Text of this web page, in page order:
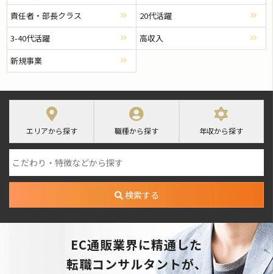
責任者・部長クラス
20代活躍
3-40代活躍
高収入
新規事業
エリアから探す 職種から探す 年収から探す
検索する
EC通販業界に精通した
転職コンサルタントが、